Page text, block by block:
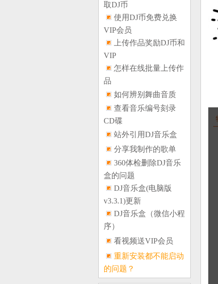
取DJ币
使用DJ币免费兑换
VIP会员
上传作品奖励DJ币和
VIP
怎样在线批量上传作
品
如何辨别舞曲音质
查看音乐编号刻录
CD碟
站外引用DJ音乐盒
分享我制作的歌单
360体检删除DJ音乐
盒的问题
DJ音乐盒(电脑版
v3.3.1)更新
DJ音乐盒（微信小程
序）
看视频送VIP会员
重新安装都不能启动
的问题？